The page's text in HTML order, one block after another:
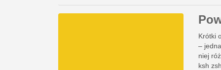
Krótki
–
niej
ksh